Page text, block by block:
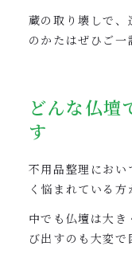
蔵の取り壊しで
のかたはぜひご一
どんな仏壇
す
不用品整理にお
く悩まれている方
中でも仏壇は大
び出すのも大変